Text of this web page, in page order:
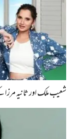
شعیب ملک اور ثانیہ مرزا